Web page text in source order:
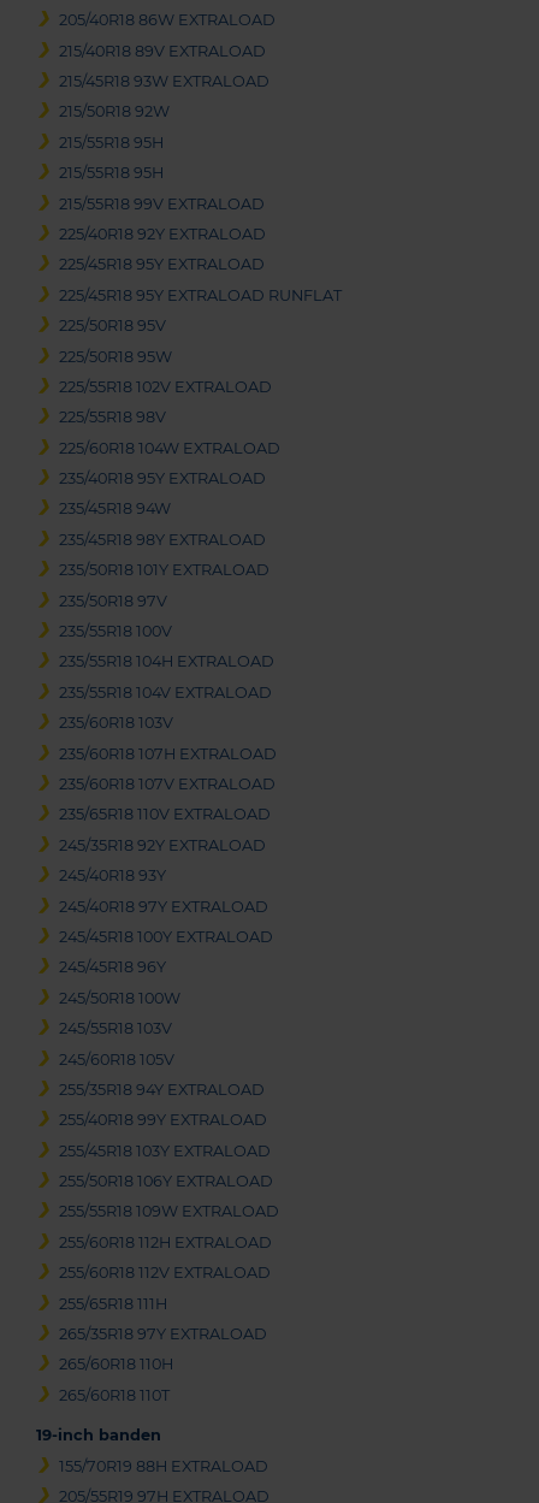
205/40R18 86W EXTRALOAD
215/40R18 89V EXTRALOAD
215/45R18 93W EXTRALOAD
215/50R18 92W
215/55R18 95H
215/55R18 95H
215/55R18 99V EXTRALOAD
225/40R18 92Y EXTRALOAD
225/45R18 95Y EXTRALOAD
225/45R18 95Y EXTRALOAD RUNFLAT
225/50R18 95V
225/50R18 95W
225/55R18 102V EXTRALOAD
225/55R18 98V
225/60R18 104W EXTRALOAD
235/40R18 95Y EXTRALOAD
235/45R18 94W
235/45R18 98Y EXTRALOAD
235/50R18 101Y EXTRALOAD
235/50R18 97V
235/55R18 100V
235/55R18 104H EXTRALOAD
235/55R18 104V EXTRALOAD
235/60R18 103V
235/60R18 107H EXTRALOAD
235/60R18 107V EXTRALOAD
235/65R18 110V EXTRALOAD
245/35R18 92Y EXTRALOAD
245/40R18 93Y
245/40R18 97Y EXTRALOAD
245/45R18 100Y EXTRALOAD
245/45R18 96Y
245/50R18 100W
245/55R18 103V
245/60R18 105V
255/35R18 94Y EXTRALOAD
255/40R18 99Y EXTRALOAD
255/45R18 103Y EXTRALOAD
255/50R18 106Y EXTRALOAD
255/55R18 109W EXTRALOAD
255/60R18 112H EXTRALOAD
255/60R18 112V EXTRALOAD
255/65R18 111H
265/35R18 97Y EXTRALOAD
265/60R18 110H
265/60R18 110T
19-inch banden
155/70R19 88H EXTRALOAD
205/55R19 97H EXTRALOAD